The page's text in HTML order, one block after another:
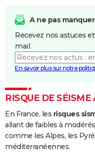
et/ou
Inondations
et/ou
Boue
22/12/
Inondations
et/ou
Coulées de
Boue
22/08/
A ne pas manquer
Recevez nos astuces
mail.
En savoir plus sur notre
RISQUE DE SÉISME
En France, les risques
allant de faibles à
comme les Alpes, les
méditerranéennes.